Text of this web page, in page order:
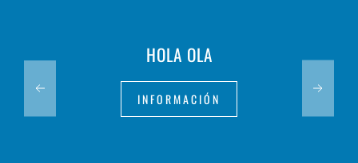
HOLA OLA
INFORMACIÓN